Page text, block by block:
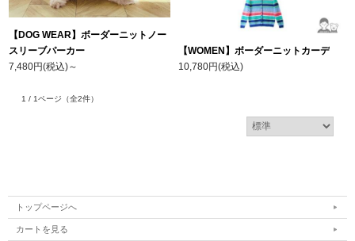
【DOG WEAR】ボーダーニットノー
スリーブパーカー
7,480円(税込)～
【WOMEN】ボーダーニットカーデ
10,780円(税込)
1 / 1ページ （全2件）
トップページへ
カートを見る